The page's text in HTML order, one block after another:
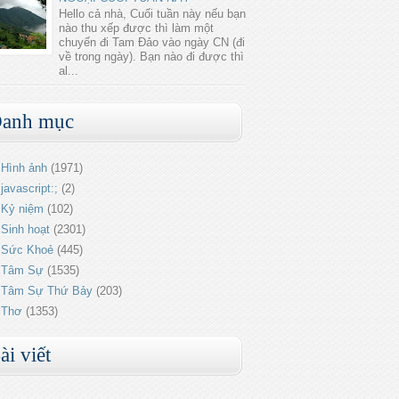
Hello cả nhà, Cuối tuần này nếu bạn
nào thu xếp được thì làm một
chuyến đi Tam Đảo vào ngày CN (đi
về trong ngày). Bạn nào đi được thì
al...
mục
Hình ảnh (1971)
javascript:; (2)
Kỷ niệm (102)
Sinh hoạt (2301)
Sức Khoẻ (445)
Tâm Sự (1535)
Tâm Sự Thứ Bảy (203)
Thơ (1353)
viết